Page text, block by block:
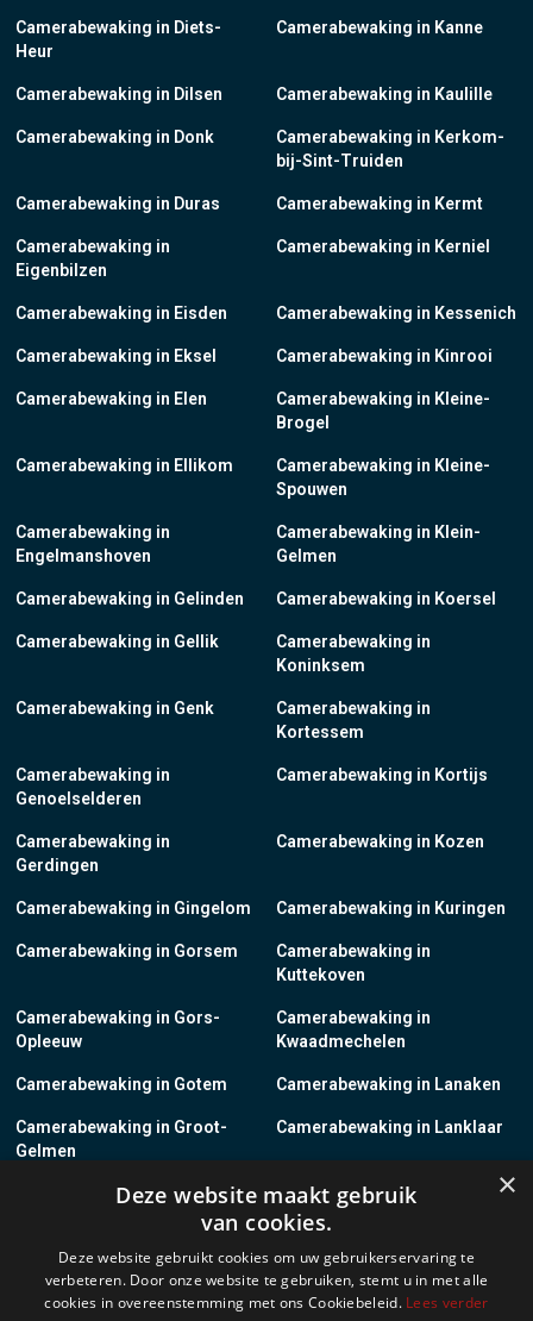
Camerabewaking in Diets-
Heur
Camerabewaking in Dilsen
Camerabewaking in Donk
Camerabewaking in Duras
Camerabewaking in
Eigenbilzen
Camerabewaking in Eisden
Camerabewaking in Eksel
Camerabewaking in Elen
Camerabewaking in Ellikom
Camerabewaking in
Engelmanshoven
Camerabewaking in Gelinden
Camerabewaking in Gellik
Camerabewaking in Genk
Camerabewaking in
Genoelselderen
Camerabewaking in
Gerdingen
Camerabewaking in Gingelom
Camerabewaking in Gorsem
Camerabewaking in Gors-
Opleeuw
Camerabewaking in Gotem
Camerabewaking in Groot-
Gelmen
Camerabewaking in Groot-
Camerabewaking in Grote-
Brogel
Camerabewaking in Kanne
Camerabewaking in Kaulille
Camerabewaking in Kerkom-
bij-Sint-Truiden
Camerabewaking in Kermt
Camerabewaking in Kerniel
Camerabewaking in Kessenich
Camerabewaking in Kinrooi
Camerabewaking in Kleine-
Brogel
Camerabewaking in Kleine-
Spouwen
Camerabewaking in Klein-
Gelmen
Camerabewaking in Koersel
Camerabewaking in
Koninksem
Camerabewaking in
Kortessem
Camerabewaking in Kortijs
Camerabewaking in Kozen
Camerabewaking in Kuringen
Camerabewaking in
Kuttekoven
Camerabewaking in
Kwaadmechelen
Camerabewaking in Lanaken
Camerabewaking in Lanklaar
Camerabewaking in Lauw
Camerabewaking in
Leopoldsburg
×
Deze website maakt gebruik
van cookies.
Deze website gebruikt cookies om uw gebruikerservaring te
verbeteren. Door onze website te gebruiken, stemt u in met alle
cookies in overeenstemming met ons Cookiebeleid. Lees verder